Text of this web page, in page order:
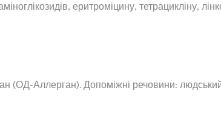
еритроміцину, тетрацикліну,
(ОД-Аллерган). Допоміжні речовини: